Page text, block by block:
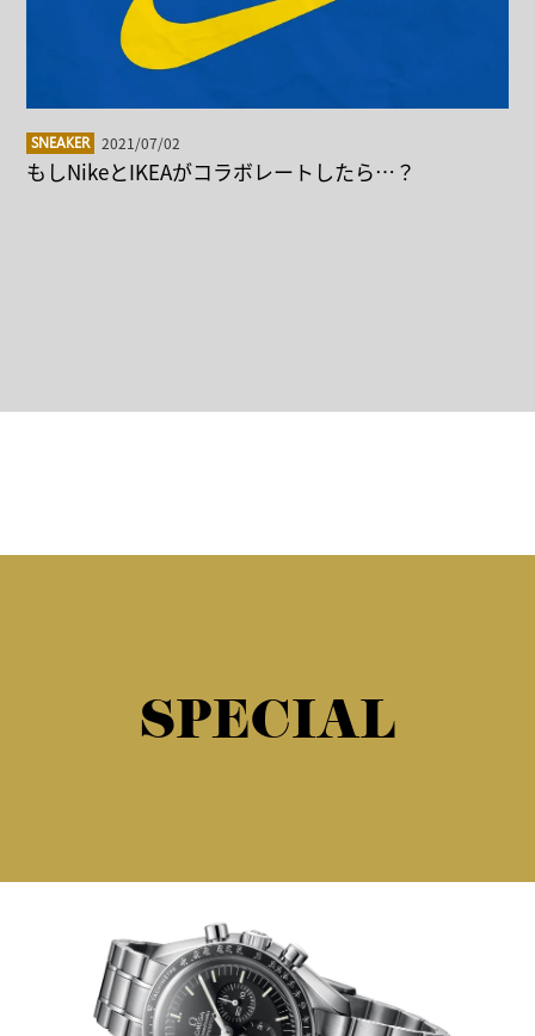
SNEAKER 2021/07/02
もしNikeとIKEAがコラボレートしたら…？
SPECIAL